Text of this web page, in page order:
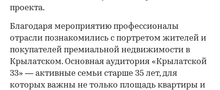
проекта.
Благодаря мероприятию профессионалы
отрасли познакомились с портретом жителей и
покупателей премиальной недвижимости в
Крылатском. Основная аудитория «Крылатской
33» — активные семьи старше 35 лет, для
которых важны не только площадь квартиры и